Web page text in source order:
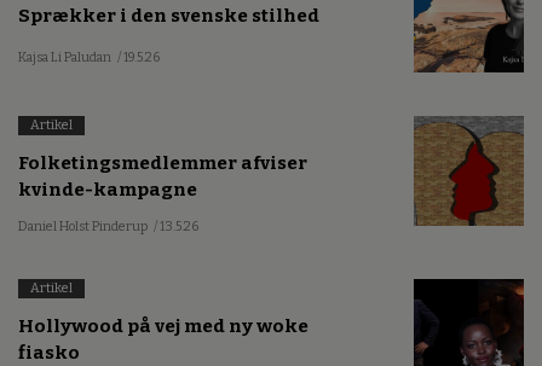
Sprækker i den svenske stilhed
Kajsa Li Paludan / 19.5.26
Artikel
Folketingsmedlemmer afviser
kvinde-kampagne
Daniel Holst Pinderup / 13.5.26
Artikel
Hollywood på vej med ny woke
fiasko